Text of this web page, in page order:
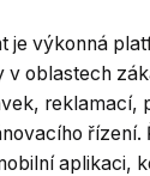
je výkonná
v oblastech
reklamací,
řízení.
aplikaci,